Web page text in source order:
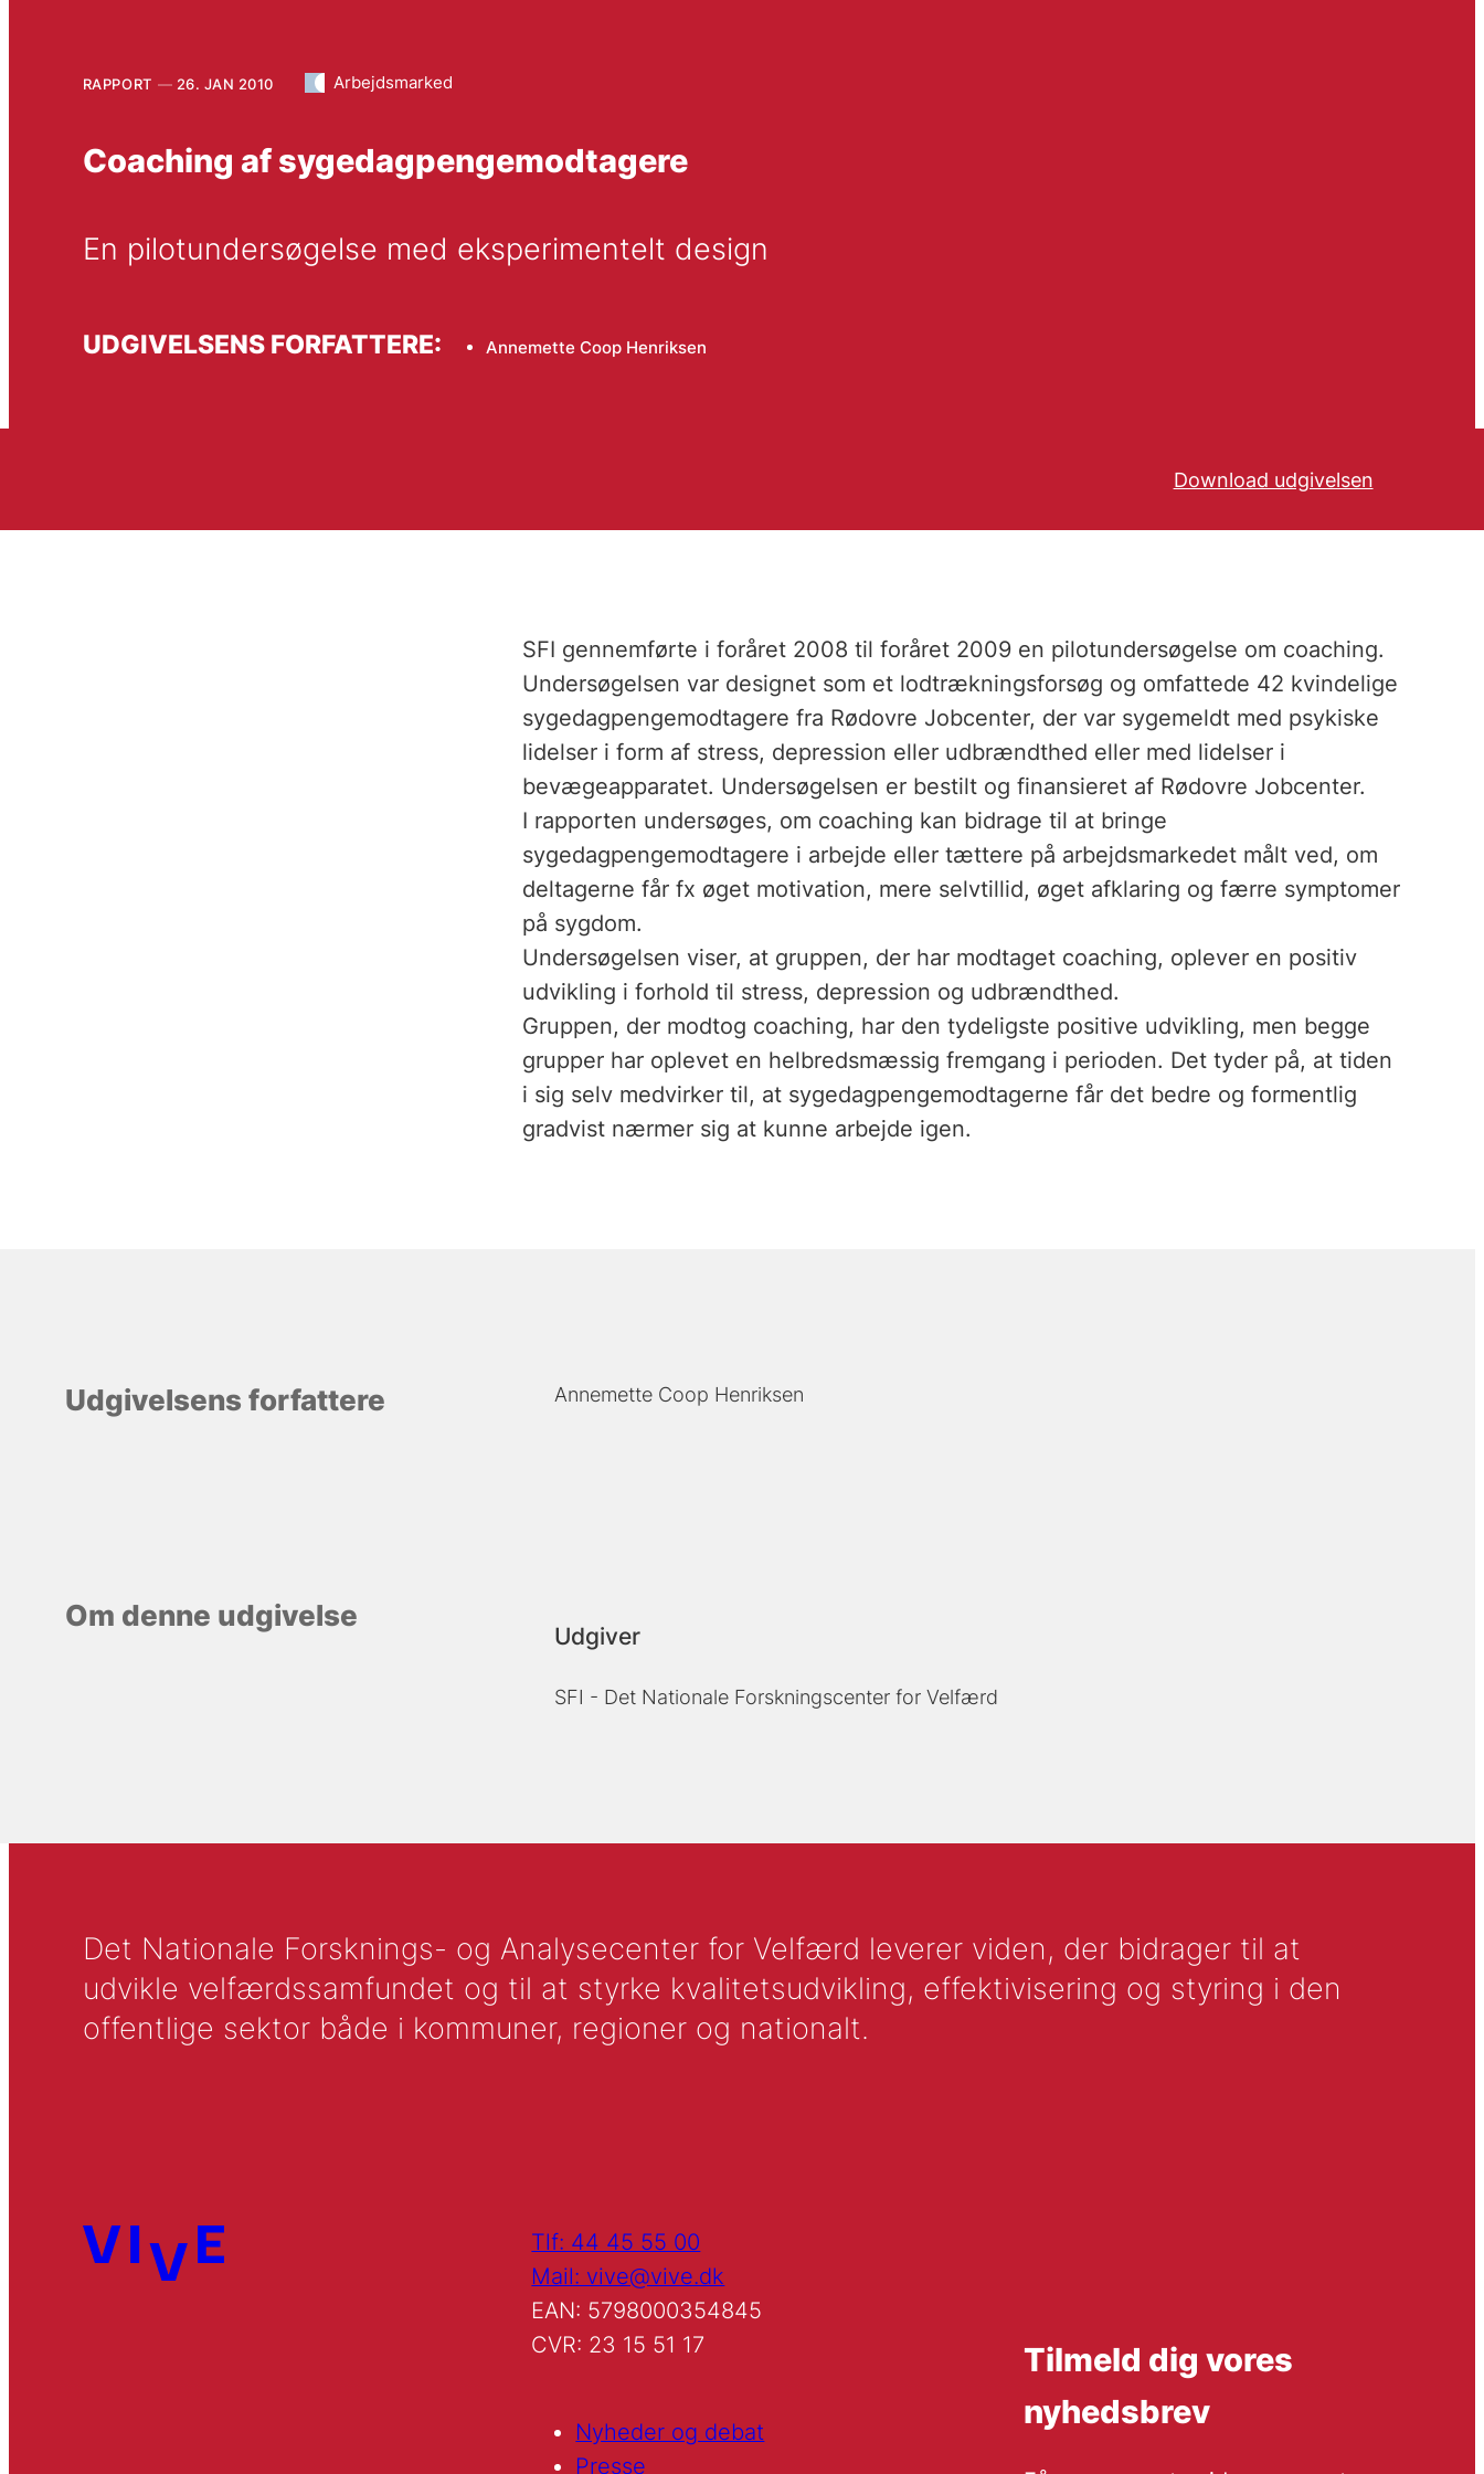
RAPPORT 26. JAN 2010 Arbejdsmarked
Coaching af sygedagpengemodtagere
En pilotundersøgelse med eksperimentelt design
UDGIVELSENS FORFATTERE: Annemette Coop Henriksen
Download udgivelsen
SFI gennemførte i foråret 2008 til foråret 2009 en pilotundersøgelse om coaching.
Undersøgelsen var designet som et lodtrækningsforsøg og omfattede 42 kvindelige
sygedagpengemodtagere fra Rødovre Jobcenter, der var sygemeldt med psykiske
lidelser i form af stress, depression eller udbrændthed eller med lidelser i
bevægeapparatet. Undersøgelsen er bestilt og finansieret af Rødovre Jobcenter.
I rapporten undersøges, om coaching kan bidrage til at bringe
sygedagpengemodtagere i arbejde eller tættere på arbejdsmarkedet målt ved, om
deltagerne får fx øget motivation, mere selvtillid, øget afklaring og færre symptomer
på sygdom.
Undersøgelsen viser, at gruppen, der har modtaget coaching, oplever en positiv
udvikling i forhold til stress, depression og udbrændthed.
Gruppen, der modtog coaching, har den tydeligste positive udvikling, men begge
grupper har oplevet en helbredsmæssig fremgang i perioden. Det tyder på, at tiden
i sig selv medvirker til, at sygedagpengemodtagerne får det bedre og formentlig
gradvist nærmer sig at kunne arbejde igen.
Udgivelsens forfattere Annemette Coop Henriksen
Om denne udgivelse
Udgiver
SFI - Det Nationale Forskningscenter for Velfærd
Det Nationale Forsknings- og Analysecenter for Velfærd leverer viden, der bidrager til at
udvikle velfærdssamfundet og til at styrke kvalitetsudvikling, effektivisering og styring i den
offentlige sektor både i kommuner, regioner og nationalt.
Tlf: 44 45 55 00
Mail: vive@vive.dk
EAN: 5798000354845
CVR: 23 15 51 17
Nyheder og debat
Presse
Tilmeld dig vores
nyhedsbrev